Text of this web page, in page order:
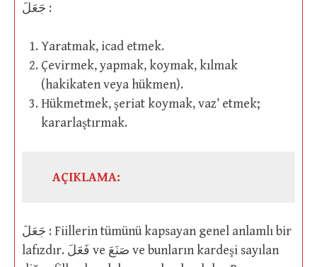
جَعَلَ :
Yaratmak, icad etmek.
Çevirmek, yapmak, koymak, kılmak
(hakikaten veya hükmen).
Hükmetmek, şeriat koymak, vaz’ etmek;
kararlaştırmak.
AÇIKLAMA:
جَعَلَ : Fiillerin tümünü kapsayan genel anlamlı bir
lafızdır. فَعَلَ ve صَنَعَ ve bunların kardeşi sayılan